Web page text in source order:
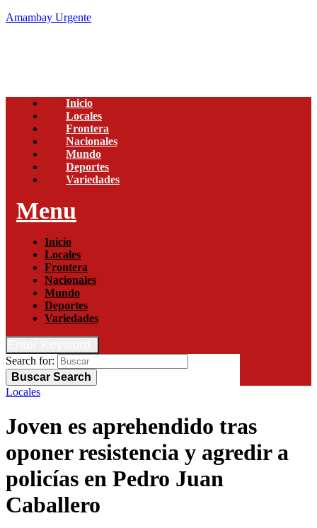
Amambay Urgente
Inicio
Locales
Frontera
Nacionales
Mundo
Deportes
Variedades
Menu
Inicio
Locales
Frontera
Nacionales
Mundo
Deportes
Variedades
Search for:
Buscar Search
Locales
Joven es aprehendido tras
oponer resistencia y agredir a
policías en Pedro Juan
Caballero